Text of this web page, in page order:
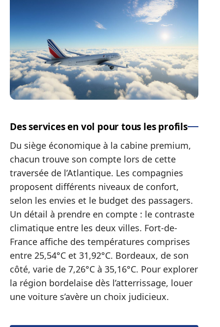
Des services en vol pour tous les profils
Du siège économique à la cabine premium,
chacun trouve son compte lors de cette
traversée de l’Atlantique. Les compagnies
proposent différents niveaux de confort,
selon les envies et le budget des passagers.
Un détail à prendre en compte : le contraste
climatique entre les deux villes. Fort-de-
France affiche des températures comprises
entre 25,54°C et 31,92°C. Bordeaux, de son
côté, varie de 7,26°C à 35,16°C. Pour explorer
la région bordelaise dès l’atterrissage, louer
une voiture s’avère un choix judicieux.